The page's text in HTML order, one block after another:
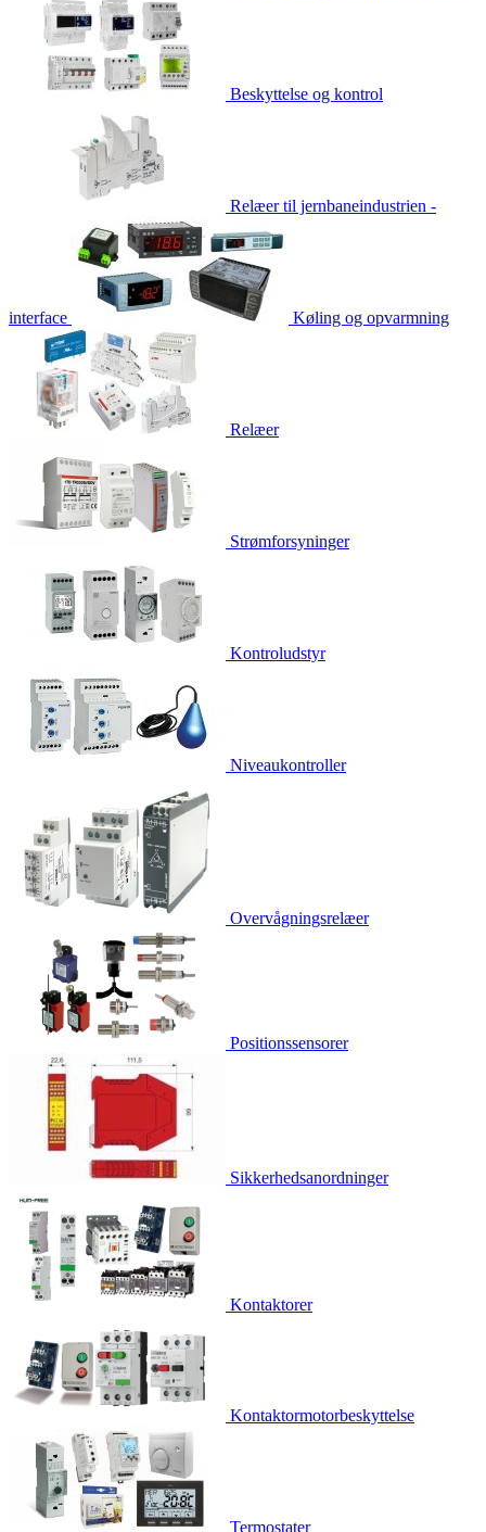
Beskyttelse og kontrol
Relæer til jernbaneindustrien -
interface Køling og opvarmning
Relæer
Strømforsyninger
Kontroludstyr
Niveaukontroller
Overvågningsrelæer
Positionssensorer
Sikkerhedsanordninger
Kontaktorer
Kontaktormotorbeskyttelse
Termostater